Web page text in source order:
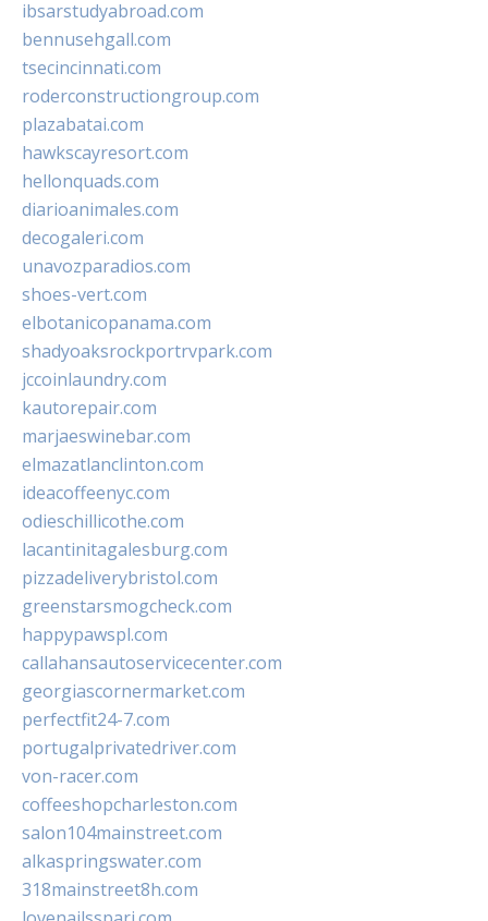
ibsarstudyabroad.com
bennusehgall.com
tsecincinnati.com
roderconstructiongroup.com
plazabatai.com
hawkscayresort.com
hellonquads.com
diarioanimales.com
decogaleri.com
unavozparadios.com
shoes-vert.com
elbotanicopanama.com
shadyoaksrockportrvpark.com
jccoinlaundry.com
kautorepair.com
marjaeswinebar.com
elmazatlanclinton.com
ideacoffeenyc.com
odieschillicothe.com
lacantinitagalesburg.com
pizzadeliverybristol.com
greenstarsmogcheck.com
happypawspl.com
callahansautoservicecenter.com
georgiascornermarket.com
perfectfit24-7.com
portugalprivatedriver.com
von-racer.com
coffeeshopcharleston.com
salon104mainstreet.com
alkaspringswater.com
318mainstreet8h.com